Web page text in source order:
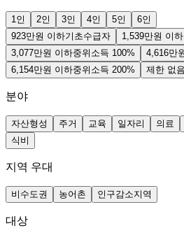
1 인 2인 3인 4인 5인 6인
923만원 이하기초수급자 1,539만원 이하
3,077만원 이하중위소득 100% 4,616만
6,154만원 이하중위소득 200% 제한 없음
분야
자산형성 주거 교육 일자리 의료
식비
지역 우대
비수도권 농어촌 인구감소지역
대상